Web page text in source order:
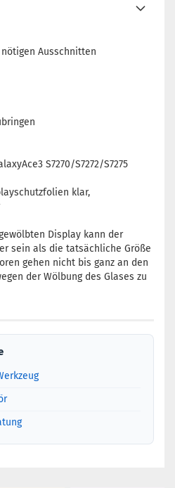
Ausschnitten
S7270/S7272/S7275
klar,
Display kann der
sein als die tatsächliche Größe
gehen nicht bis ganz an den
der Wölbung des Glases zu